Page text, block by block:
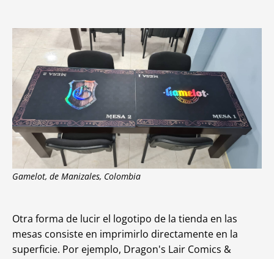
Gamelot, de Manizales, Colombia
Otra forma de lucir el logotipo de la tienda en las
mesas consiste en imprimirlo directamente en la
superficie. Por ejemplo, Dragon's Lair Comics &